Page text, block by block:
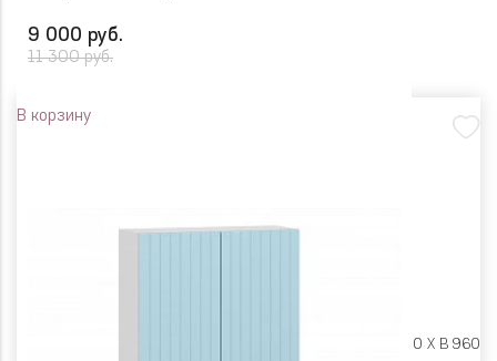
9 000 руб.
11 300 руб.
В корзину
Ш 600 X Г 600 X В 960